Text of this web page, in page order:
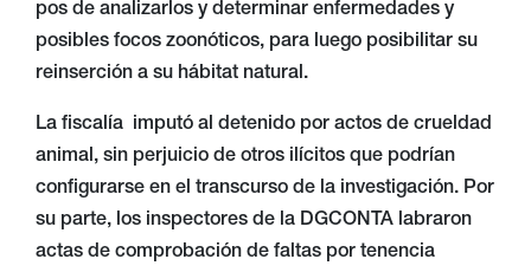
pos de analizarlos y determinar enfermedades y
posibles focos zoonóticos, para luego posibilitar su
reinserción a su hábitat natural.
La fiscalía imputó al detenido por actos de crueldad
animal, sin perjuicio de otros ilícitos que podrían
configurarse en el transcurso de la investigación. Por
su parte, los inspectores de la DGCONTA labraron
actas de comprobación de faltas por tenencia